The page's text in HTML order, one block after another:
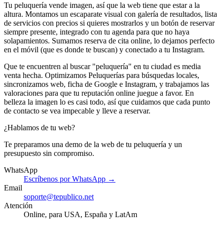
Tu peluquería vende imagen, así que la web tiene que estar a la
altura. Montamos un escaparate visual con galería de resultados, lista
de servicios con precios si quieres mostrarlos y un botón de reservar
siempre presente, integrado con tu agenda para que no haya
solapamientos. Sumamos reserva de cita online, lo dejamos perfecto
en el móvil (que es donde te buscan) y conectado a tu Instagram.
Que te encuentren al buscar "peluquería" en tu ciudad es media
venta hecha. Optimizamos Peluquerías para búsquedas locales,
sincronizamos web, ficha de Google e Instagram, y trabajamos las
valoraciones para que tu reputación online juegue a favor. En
belleza la imagen lo es casi todo, así que cuidamos que cada punto
de contacto se vea impecable y lleve a reservar.
¿Hablamos de tu web?
Te preparamos una demo de la web de tu peluquería y un
presupuesto sin compromiso.
WhatsApp
Escríbenos por WhatsApp →
Email
soporte@tepublico.net
Atención
Online, para USA, España y LatAm